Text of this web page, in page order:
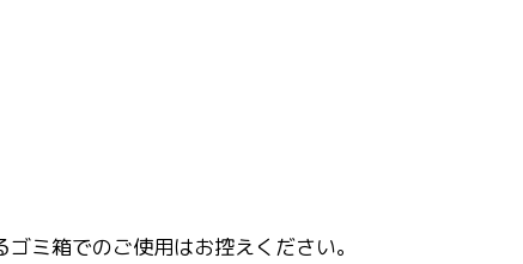
ミ箱でのご使用はお控えください。